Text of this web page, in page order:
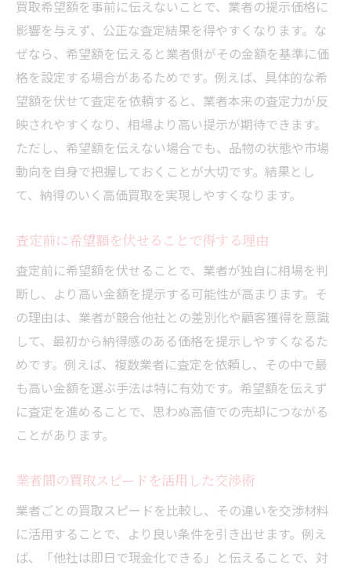
買取希望額を事前に伝えないことで、業者の提示価格に
影響を与えず、公正な査定結果を得やすくなります。な
ぜなら、希望額を伝えると業者側がその金額を基準に価
格を設定する場合があるためです。例えば、具体的な希
望額を伏せて査定を依頼すると、業者本来の査定力が反
映されやすくなり、相場より高い提示が期待できます。
ただし、希望額を伝えない場合でも、品物の状態や市場
動向を自身で把握しておくことが大切です。結果とし
て、納得のいく高価買取を実現しやすくなります。
査定前に希望額を伏せることで得する理由
査定前に希望額を伏せることで、業者が独自に相場を判
断し、より高い金額を提示する可能性が高まります。そ
の理由は、業者が競合他社との差別化や顧客獲得を意識
して、最初から納得感のある価格を提示しやすくなるた
めです。例えば、複数業者に査定を依頼し、その中で最
も高い金額を選ぶ手法は特に有効です。希望額を伝えず
に査定を進めることで、思わぬ高値での売却につながる
ことがあります。
業者間の買取スピードを活用した交渉術
業者ごとの買取スピードを比較し、その違いを交渉材料
に活用することで、より良い条件を引き出せます。例え
ば、「他社は即日で現金化できる」と伝えることで、対